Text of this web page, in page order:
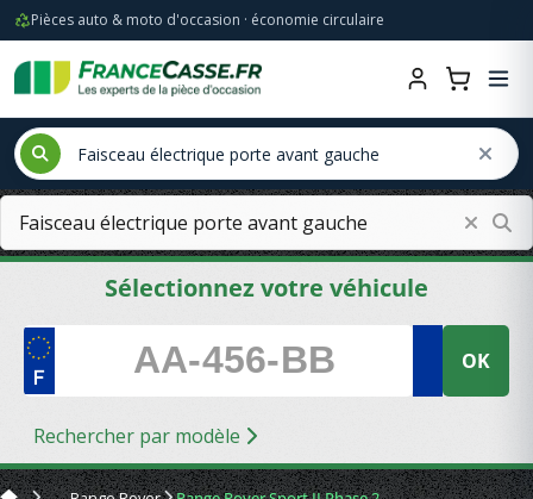
Pièces auto & moto d'occasion · économie circulaire
Sélectionnez votre véhicule
OK
Rechercher par modèle